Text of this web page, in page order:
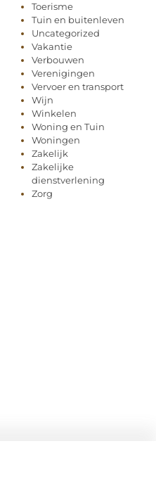
Toerisme
Tuin en buitenleven
Uncategorized
Vakantie
Verbouwen
Verenigingen
Vervoer en transport
Wijn
Winkelen
Woning en Tuin
Woningen
Zakelijk
Zakelijke
dienstverlening
Zorg